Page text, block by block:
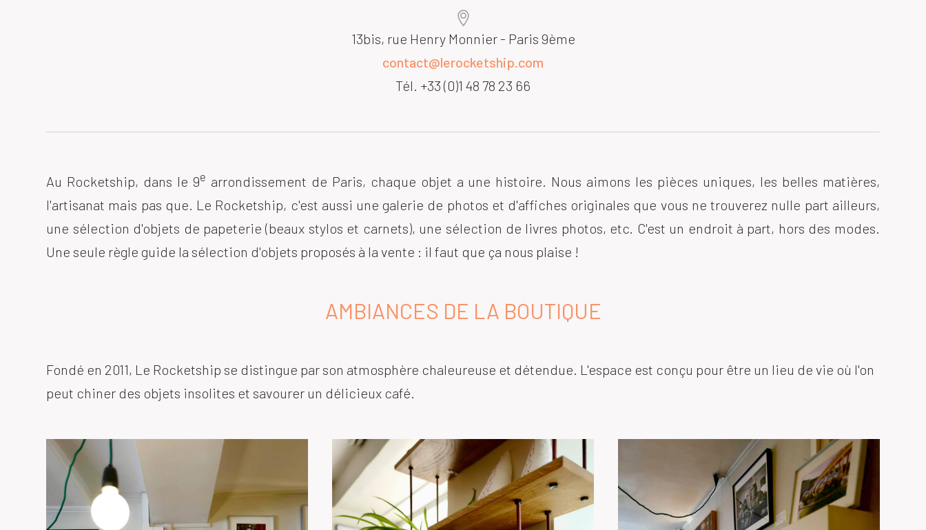
13bis, rue Henry Monnier - Paris 9ème
contact@lerocketship.com
Tél. +33 (0)1 48 78 23 66
Au Rocketship, dans le 9e arrondissement de Paris, chaque objet a une histoire. Nous aimons les pièces uniques, les belles matières,
l'artisanat mais pas que. Le Rocketship, c'est aussi une galerie de photos et d'affiches originales que vous ne trouverez nulle part ailleurs,
une sélection d'objets de papeterie (beaux stylos et carnets), une sélection de livres photos, etc. C'est un endroit à part, hors des modes.
Une seule règle guide la sélection d'objets proposés à la vente : il faut que ça nous plaise !
AMBIANCES DE LA BOUTIQUE
Fondé en 2011, Le Rocketship se distingue par son atmosphère chaleureuse et détendue. L'espace est conçu pour être un lieu de vie où l'on
peut chiner des objets insolites et savourer un délicieux café.